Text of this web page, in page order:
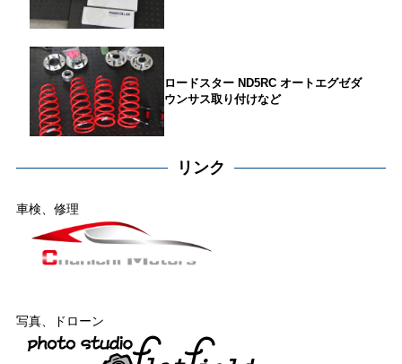
ロードスター ND5RC オートエグゼダ
ウンサス取り付けなど
リンク
車検、修理
写真、ドローン